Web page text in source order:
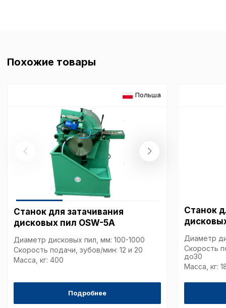
Похожие товары
Польша
Станок для затачивания
дисковых пил OSW-5A
Диаметр дисковых пил, мм: 100-1000
Скорость подачи, зубов/мин: 12 и 20
Масса, кг: 400
Подробнее
Станок
Диаметр
Скорость
до30
Масса, кг: